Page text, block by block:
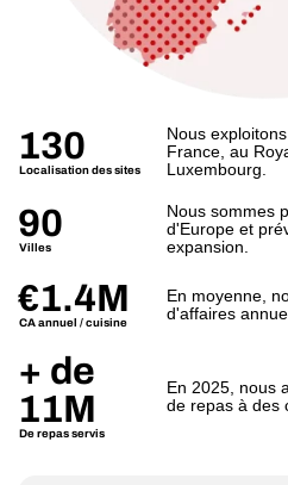
130
Localisation des sites
Nous
France, au
Luxembourg.
90
Villes
Nous sommes
d'Europe et
expansion.
€1.4M
CA annuel / cuisine
En moyenne,
d'affaires
+ de
11M
De repas servis
En 2025, nous
de repas à des